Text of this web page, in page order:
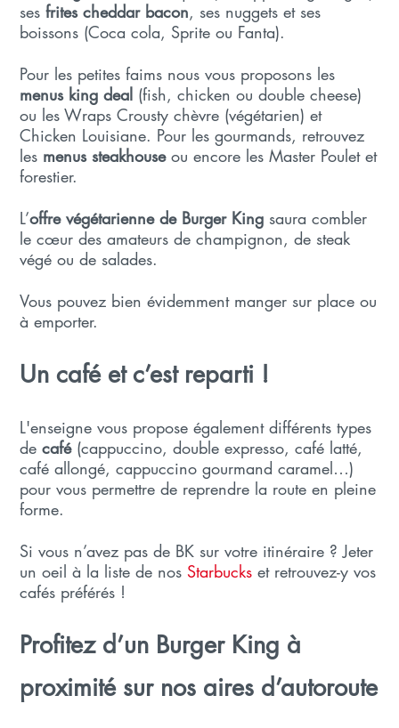
sesfrites cheddar bacon, ses nuggets et ses
boissons (Coca cola, Sprite ou Fanta).
Pour les petites faims nous vous proposons les
menus king deal (fish, chicken ou double cheese)
ou les Wraps Crousty chèvre (végétarien) et
Chicken Louisiane. Pour les gourmands, retrouvez
les menus steakhouseou encore les Master Poulet et
forestier.
L’offre végétarienne de Burger King saura combler
le cœur des amateurs de champignon, de steak
végé ou de salades.
Vous pouvez bien évidemment manger sur place ou
à emporter.
Un café et c’est reparti !
L'enseigne vous propose également différents types
decafé(cappuccino, double expresso, café latté,
café allongé, cappuccino gourmand caramel…)
pour vous permettre de reprendre la route en pleine
forme.
Si vous n’avez pas de BK sur votre itinéraire ? Jeter
un oeil à la liste de nosStarbucks et retrouvez-y vos
cafés préférés !
Profitez d’un Burger King à
proximité sur nos aires d’autoroute